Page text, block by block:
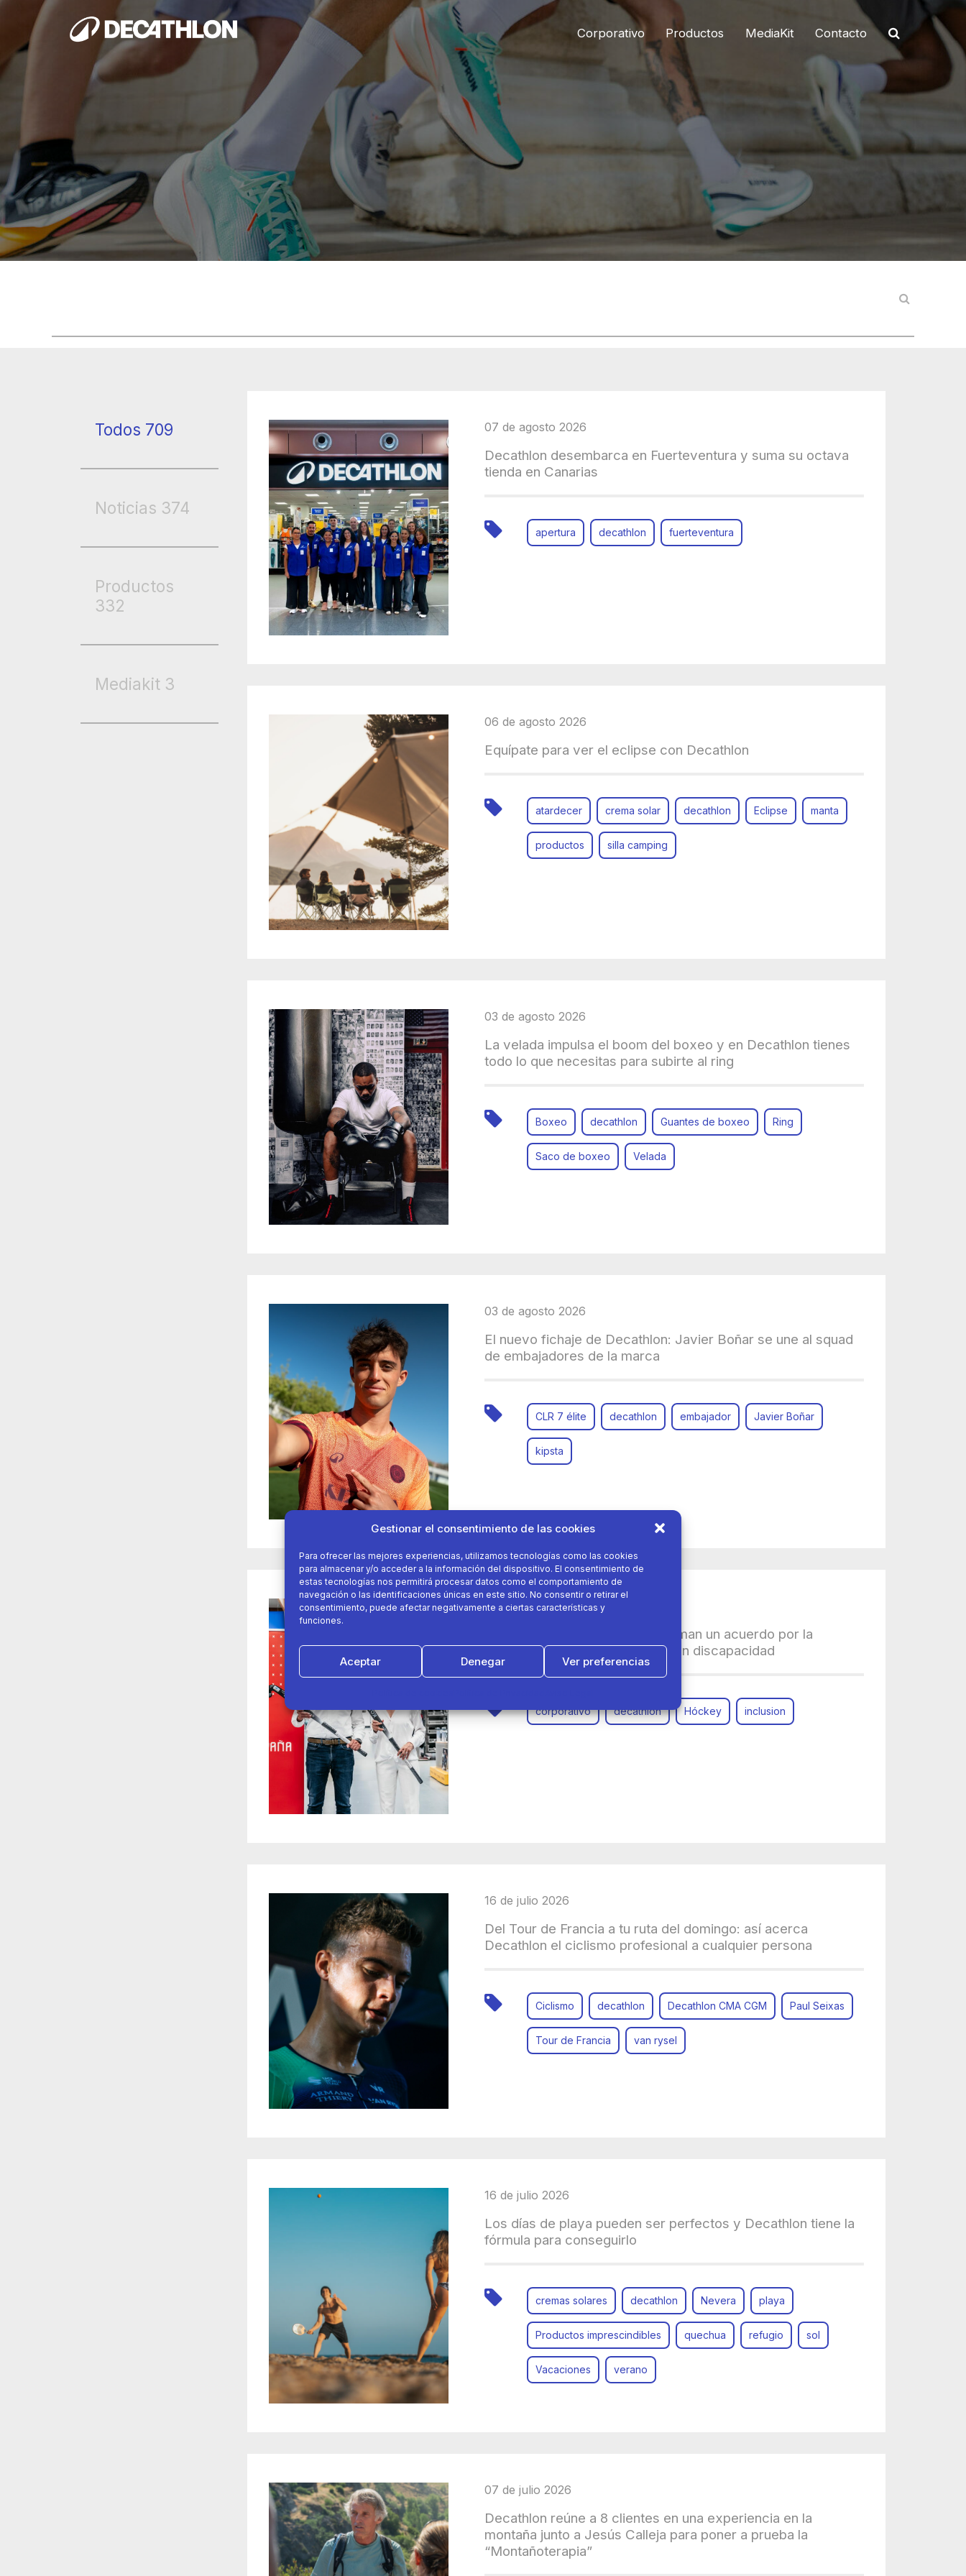
Gestionar el consentimiento de las cookies
Para ofrecer las mejores experiencias, utilizamos tecnologías como las cookies
para almacenar y/o acceder a la información del dispositivo. El consentimiento de
estas tecnologías nos permitirá procesar datos como el comportamiento de
navegación o las identificaciones únicas en este sitio. No consentir o retirar el
consentimiento, puede afectar negativamente a ciertas características y
funciones.
Aceptar Denegar Ver preferencias
Corporativo Productos MediaKit Contacto
Todos 709
Noticias 374
Productos
332
Mediakit 3
07 de agosto 2026
Decathlon desembarca en Fuerteventura y suma su octava
tienda en Canarias
apertura decathlon fuerteventura
06 de agosto 2026
Equípate para ver el eclipse con Decathlon
atardecer crema solar decathlon Eclipse manta
productos silla camping
03 de agosto 2026
La velada impulsa el boom del boxeo y en Decathlon tienes
todo lo que necesitas para subirte al ring
Boxeo decathlon Guantes de boxeo Ring
Saco de boxeo Velada
03 de agosto 2026
El nuevo fichaje de Decathlon: Javier Boñar se une al squad
de embajadores de la marca
CLR 7 élite decathlon embajador Javier Boñar
kipsta
22 de julio 2026
Decathlon y Hockey España firman un acuerdo por la
inclusión laboral de personas con discapacidad
corporativo decathlon Hóckey inclusion
16 de julio 2026
Del Tour de Francia a tu ruta del domingo: así acerca
Decathlon el ciclismo profesional a cualquier persona
Ciclismo decathlon Decathlon CMA CGM Paul Seixas
Tour de Francia van rysel
16 de julio 2026
Los días de playa pueden ser perfectos y Decathlon tiene la
fórmula para conseguirlo
cremas solares decathlon Nevera playa
Productos imprescindibles quechua refugio sol
Vacaciones verano
07 de julio 2026
Decathlon reúne a 8 clientes en una experiencia en la
montaña junto a Jesús Calleja para poner a prueba la
“Montañoterapia”